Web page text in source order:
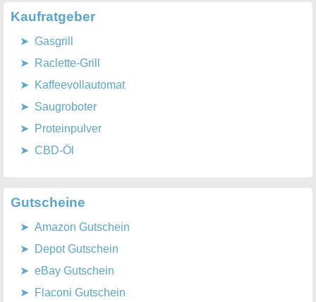
Kaufratgeber
Gasgrill
Raclette-Grill
Kaffeevollautomat
Saugroboter
Proteinpulver
CBD-Öl
Gutscheine
Amazon Gutschein
Depot Gutschein
eBay Gutschein
Flaconi Gutschein